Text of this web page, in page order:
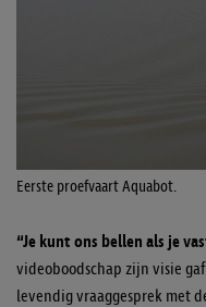
Eerste proefvaart Aquabot.
“Je kunt ons bellen als je
videoboodschap zijn visie
levendig vraaggesprek met